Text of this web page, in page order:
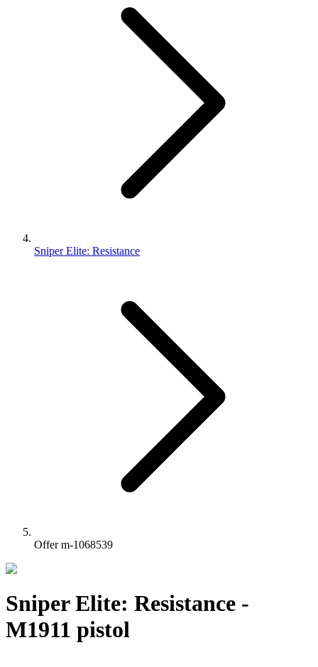
Sniper Elite: Resistance
Offer m-1068539
Sniper Elite: Resistance -
M1911 pistol